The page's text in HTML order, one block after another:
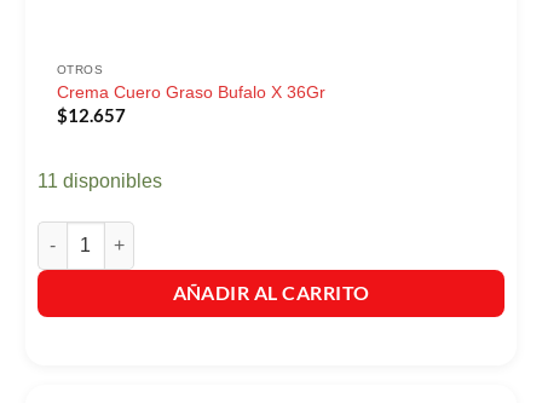
OTROS
Crema Cuero Graso Bufalo X 36Gr
$12.657
11 disponibles
Crema Cuero Graso Bufalo X 36Gr cantidad
AÑADIR AL CARRITO